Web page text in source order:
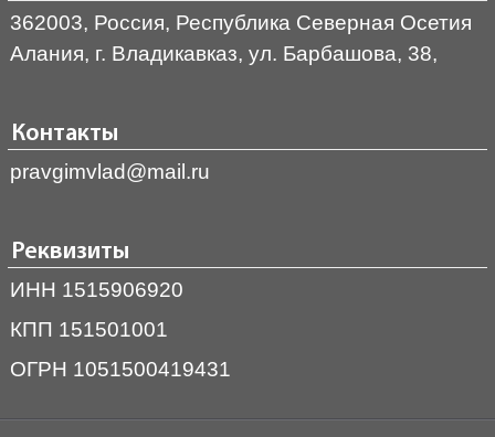
362003, Россия, Республика Северная Осетия
Алания, г. Владикавказ, ул. Барбашова, 38,
Контакты
pravgimvlad@mail.ru
Реквизиты
ИНН 1515906920
КПП 151501001
ОГРН 1051500419431